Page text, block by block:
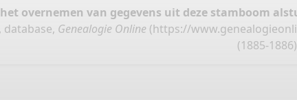
overnemen van gegevens uit deze stamboom
Genealogie Online (https://
(1885-